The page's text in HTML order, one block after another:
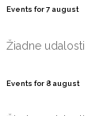
Events for7 august
Žiadne udalosti
Events for 8 august